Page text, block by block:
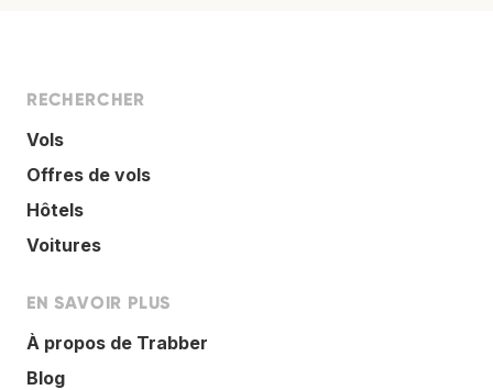
RECHERCHER
Vols
Offres de vols
Hôtels
Voitures
EN SAVOIR PLUS
À propos de Trabber
Blog